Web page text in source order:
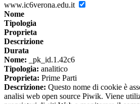
www.ic6verona.edu.it
Nome
Tipologia
Proprieta
Descrizione
Durata
Nome: _pk_id.1.42c6
Tipologia: analitico
Proprieta: Prime Parti
Descrizione: Questo nome di cookie è
analisi web open source Piwik. Viene